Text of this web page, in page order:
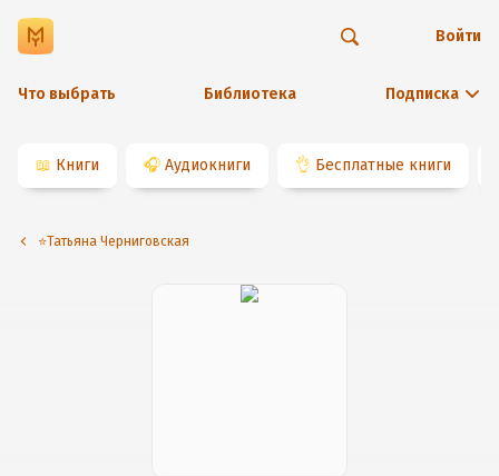
Что выбрать Библиотека Подписка
Войти
📖 Книги 🎧 Аудиокниги 👌 Бесплатные книги
⭐️Татьяна Черниговская